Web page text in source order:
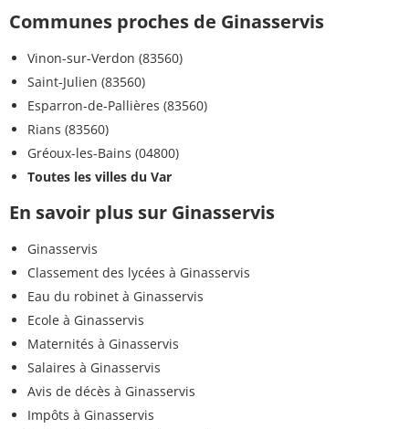
Communes proches de Ginasservis
Vinon-sur-Verdon (83560)
Saint-Julien (83560)
Esparron-de-Pallières (83560)
Rians (83560)
Gréoux-les-Bains (04800)
Toutes les villes du Var
En savoir plus sur Ginasservis
Ginasservis
Classement des lycées à Ginasservis
Eau du robinet à Ginasservis
Ecole à Ginasservis
Maternités à Ginasservis
Salaires à Ginasservis
Avis de décès à Ginasservis
Impôts à Ginasservis